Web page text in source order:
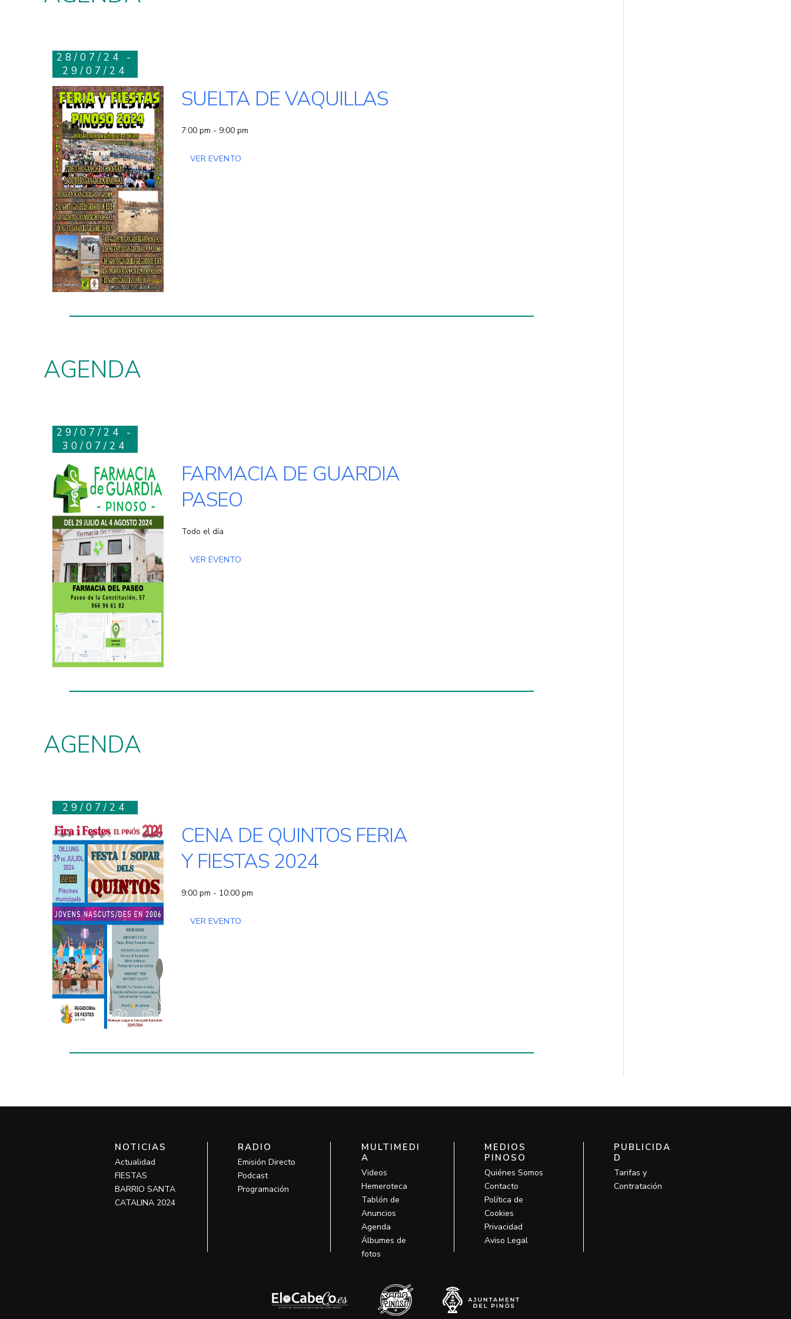
28/07/24 -
29/07/24
SUELTA DE VAQUILLAS
7:00 pm - 9:00 pm
VER EVENTO
AGENDA
29/07/24 -
30/07/24
FARMACIA DE GUARDIA
PASEO
Todo el día
VER EVENTO
AGENDA
29/07/24
CENA DE QUINTOS FERIA
Y FIESTAS 2024
9:00 pm - 10:00 pm
VER EVENTO
NOTICIAS
Actualidad
FIESTAS
BARRIO SANTA
CATALINA 2024
RADIO
Emisión Directo
Podcast
Programación
MULTIMEDI
A
Videos
Hemeroteca
Tablón de
Anuncios
Agenda
Álbumes de
fotos
MEDIOS
PINOSO
Quiénes Somos
Contacto
Política de
Cookies
Privacidad
Aviso Legal
PUBLICIDA
D
Tarifas y
Contratación